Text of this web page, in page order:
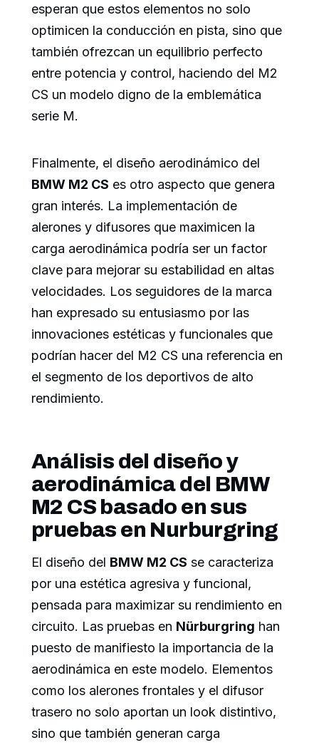
esperan que estos elementos no solo
optimicen la conducción en pista, sino que
también ofrezcan un equilibrio perfecto
entre potencia y control, haciendo del M2
CS un modelo digno de la emblemática
serie M.
Finalmente, el diseño aerodinámico del
BMW M2 CS es otro aspecto que genera
gran interés. La implementación de
alerones y difusores que maximicen la
carga aerodinámica podría ser un factor
clave para mejorar su estabilidad en altas
velocidades. Los seguidores de la marca
han expresado su entusiasmo por las
innovaciones estéticas y funcionales que
podrían hacer del M2 CS una referencia en
el segmento de los deportivos de alto
rendimiento.
Análisis del diseño y
aerodinámica del BMW
M2 CS basado en sus
pruebas en Nurburgring
El diseño del BMW M2 CS se caracteriza
por una estética agresiva y funcional,
pensada para maximizar su rendimiento en
circuito. Las pruebas en Nürburgring han
puesto de manifiesto la importancia de la
aerodinámica en este modelo. Elementos
como los alerones frontales y el difusor
trasero no solo aportan un look distintivo,
sino que también generan carga